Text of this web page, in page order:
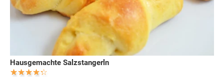
Hausgemachte Salzstangerln